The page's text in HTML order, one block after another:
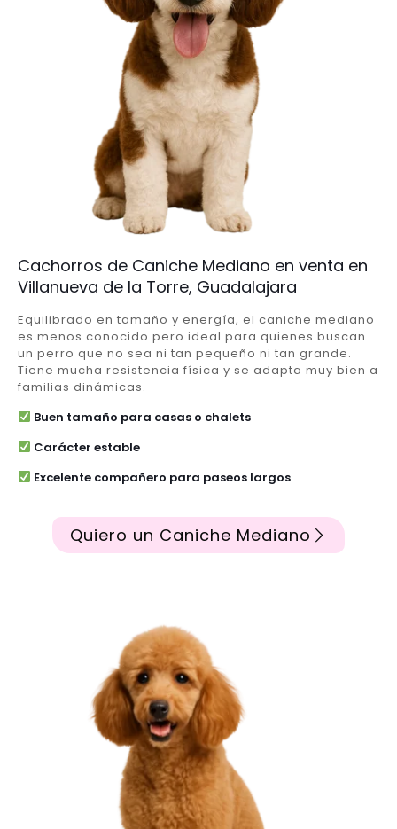
Cachorros de Caniche Mediano en venta en
Villanueva de la Torre, Guadalajara
Equilibrado en tamaño y energía, el caniche mediano
es menos conocido pero ideal para quienes buscan
un perro que no sea ni tan pequeño ni tan grande.
Tiene mucha resistencia física y se adapta muy bien a
familias dinámicas.
Buen tamaño para casas o chalets
Carácter estable
Excelente compañero para paseos largos
Quiero un Caniche Mediano